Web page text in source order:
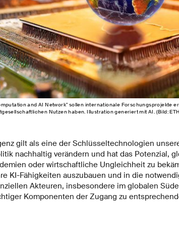
and AI Network" sollen internationale Forschungsprojekte
Nutzen haben. Illustration generiert mit AI. (Bild:
gilt als eine der Schlüsseltechnologien
nachhaltig verändern und hat das Potenzial,
oder wirtschaftliche Ungleichheit zu
KI-Fähigkeiten auszubauen und in die
Akteuren, insbesondere im globalen
Komponenten der Zugang zu